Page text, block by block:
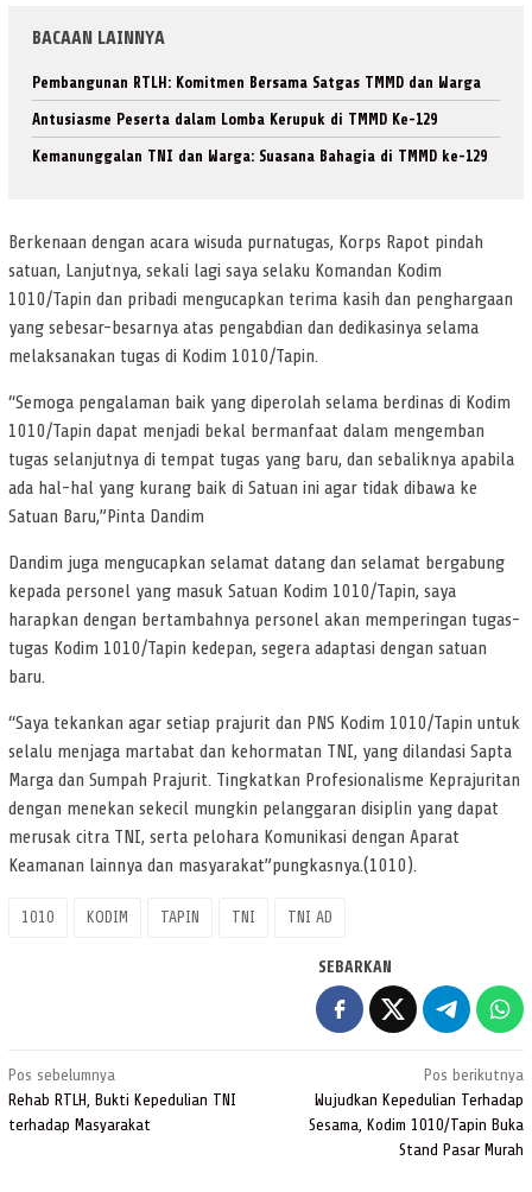
BACAAN LAINNYA
Pembangunan RTLH: Komitmen Bersama Satgas TMMD dan Warga
Antusiasme Peserta dalam Lomba Kerupuk di TMMD Ke-129
Kemanunggalan TNI dan Warga: Suasana Bahagia di TMMD ke-129
Berkenaan dengan acara wisuda purnatugas, Korps Rapot pindah
satuan, Lanjutnya, sekali lagi saya selaku Komandan Kodim
1010/Tapin dan pribadi mengucapkan terima kasih dan penghargaan
yang sebesar-besarnya atas pengabdian dan dedikasinya selama
melaksanakan tugas di Kodim 1010/Tapin.
“Semoga pengalaman baik yang diperolah selama berdinas di Kodim
1010/Tapin dapat menjadi bekal bermanfaat dalam mengemban
tugas selanjutnya di tempat tugas yang baru, dan sebaliknya apabila
ada hal-hal yang kurang baik di Satuan ini agar tidak dibawa ke
Satuan Baru,”Pinta Dandim
Dandim juga mengucapkan selamat datang dan selamat bergabung
kepada personel yang masuk Satuan Kodim 1010/Tapin, saya
harapkan dengan bertambahnya personel akan memperingan tugas-
tugas Kodim 1010/Tapin kedepan, segera adaptasi dengan satuan
baru.
“Saya tekankan agar setiap prajurit dan PNS Kodim 1010/Tapin untuk
selalu menjaga martabat dan kehormatan TNI, yang dilandasi Sapta
Marga dan Sumpah Prajurit. Tingkatkan Profesionalisme Keprajuritan
dengan menekan sekecil mungkin pelanggaran disiplin yang dapat
merusak citra TNI, serta pelohara Komunikasi dengan Aparat
Keamanan lainnya dan masyarakat”pungkasnya.(1010).
1010 KODIM TAPIN TNI TNI AD
SEBARKAN
Navigasi
pos
Pos sebelumnya
Rehab RTLH, Bukti Kepedulian TNI
terhadap Masyarakat
Pos berikutnya
Wujudkan Kepedulian Terhadap
Sesama, Kodim 1010/Tapin Buka
Stand Pasar Murah